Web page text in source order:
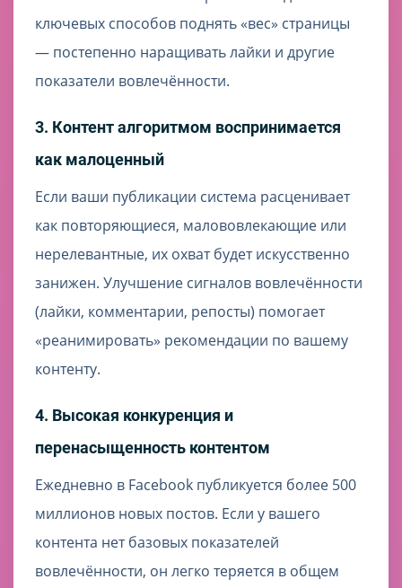
ключевых способов поднять «вес» страницы
— постепенно наращивать лайки и другие
показатели вовлечённости.
3. Контент алгоритмом воспринимается
как малоценный
Если ваши публикации система расценивает
как повторяющиеся, малововлекающие или
нерелевантные, их охват будет искусственно
занижен. Улучшение сигналов вовлечённости
(лайки, комментарии, репосты) помогает
«реанимировать» рекомендации по вашему
контенту.
4. Высокая конкуренция и
перенасыщенность контентом
Ежедневно в Facebook публикуется более 500
миллионов новых постов. Если у вашего
контента нет базовых показателей
вовлечённости, он легко теряется в общем